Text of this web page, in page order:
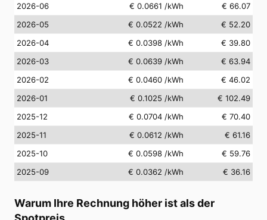
2026-06
€ 0.0661 /kWh
€ 66.07
2026-05
€ 0.0522 /kWh
€ 52.20
2026-04
€ 0.0398 /kWh
€ 39.80
2026-03
€ 0.0639 /kWh
€ 63.94
2026-02
€ 0.0460 /kWh
€ 46.02
2026-01
€ 0.1025 /kWh
€ 102.49
2025-12
€ 0.0704 /kWh
€ 70.40
2025-11
€ 0.0612 /kWh
€ 61.16
2025-10
€ 0.0598 /kWh
€ 59.76
2025-09
€ 0.0362 /kWh € 36.16
Warum Ihre Rechnung höher ist als der